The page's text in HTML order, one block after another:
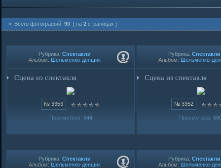
» Всего фотографий: 90 [ на 2 страницах ]
Рубрика: Спектакли
Альбом: Шельменко-денщик
Сцена из спектакля
№ 3353
Просмотров: 544
Рубрика: Спектакли
Альбом: Шельменко-
Сцена из спектакля
№ 3352
Просмотров:
Рубрика: Спектакли
Альбом: Шельменко-денщик
Рубрика: Спектакли
Альбом: Шельменко-